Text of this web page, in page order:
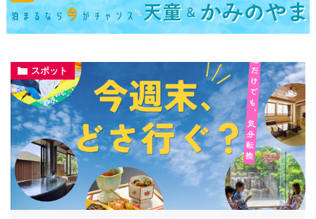
スポット